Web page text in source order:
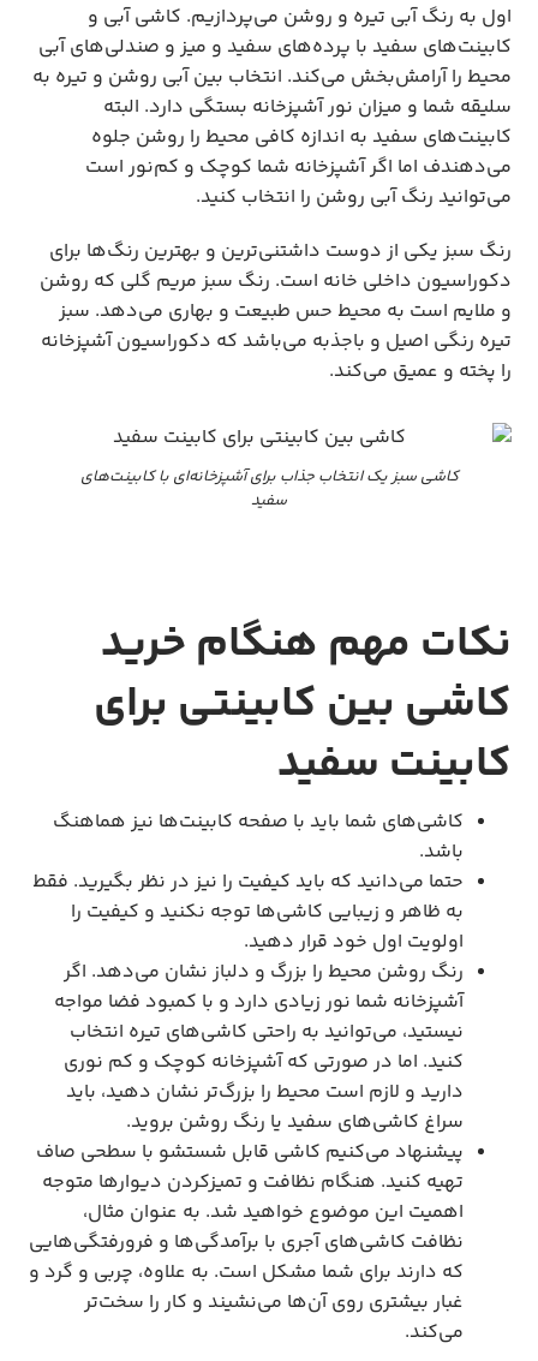
اول به رنگ آبی تیره و روشن می‌پردازیم. کاشی آبی و
کابینت‌های سفید با پرده‌های سفید و میز و صندلی‌های آبی
محیط را آرامش‌بخش می‌کند. انتخاب بین آبی روشن و تیره به
سلیقه شما و میزان نور آشپزخانه بستگی دارد. البته
کابینت‌های سفید به اندازه کافی محیط را روشن جلوه
می‌دهندف اما اگر آشپزخانه شما کوچک و کم‌نور است
می‌توانید رنگ آبی روشن را انتخاب کنید.
رنگ سبز یکی از دوست داشتنی‌ترین و بهترین رنگ‌ها برای
دکوراسیون داخلی خانه است. رنگ سبز مریم گلی که روشن
و ملایم است به محیط حس طبیعت و بهاری می‌دهد. سبز
تیره رنگی اصیل و باجذبه می‌باشد که دکوراسیون آشپزخانه
را پخته و عمیق می‌کند.
کاشی سبز یک انتخاب جذاب برای آشپزخانه‌ای با کابینت‌های
سفید
نکات مهم هنگام خرید
کاشی بین کابینتی برای
کابینت سفید
کاشی‌های شما باید با صفحه کابینت‌ها نیز هماهنگ
باشد.
حتما می‌دانید که باید کیفیت را نیز در نظر بگیرید. فقط
به ظاهر و زیبایی کاشی‌ها توجه نکنید و کیفیت را
اولویت اول خود قرار دهید.
رنگ روشن محیط را بزرگ و دلباز نشان می‌دهد. اگر
آشپزخانه شما نور زیادی دارد و با کمبود فضا مواجه
نیستید، می‌توانید به راحتی کاشی‌های تیره انتخاب
کنید. اما در صورتی که آشپزخانه کوچک و کم نوری
دارید و لازم است محیط را بزرگ‌تر نشان دهید، باید
سراغ کاشی‌های سفید یا رنگ روشن بروید.
پیشنهاد می‌کنیم کاشی قابل شستشو با سطحی صاف
تهیه کنید. هنگام نظافت و تمیزکردن دیوارها متوجه
اهمیت این موضوع خواهید شد. به عنوان مثال،
نظافت کاشی‌های آجری با برآمدگی‌ها و فرورفتگی‌هایی
که دارند برای شما مشکل است. به علاوه، چربی و گرد و
غبار بیشتری روی آن‌ها می‌نشیند و کار را سخت‌تر
می‌کند.